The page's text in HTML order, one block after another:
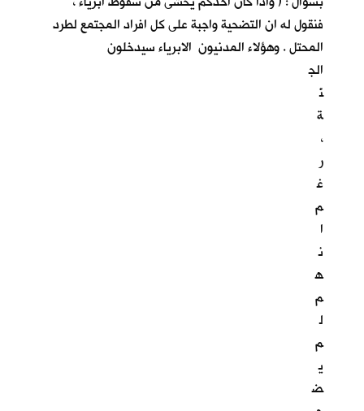
فنقول له ان التضحية واجبة على كل افراد المجتمع لطرد
المحتل . وهؤلاء المدنيون الابرياء سيدخلون
الج
نّ
ة
،
ر
غ
م
ا
ن
ه
م
ل
م
ي
ض